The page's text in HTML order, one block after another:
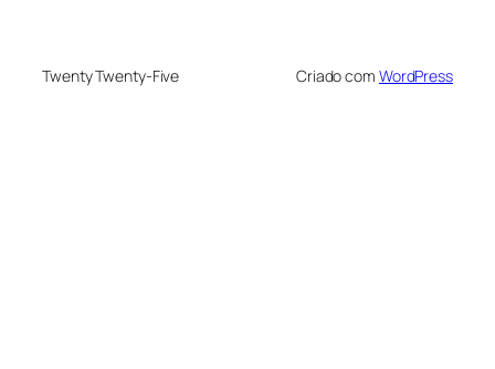
Twenty Twenty-Five Criado com WordPress